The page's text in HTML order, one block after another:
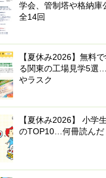
学会、管制塔や格納庫
全14回
【夏休み2026】無料
る関東の工場見学5選
やラスク
【夏休み2026】 小学
のTOP10…何冊読んだ